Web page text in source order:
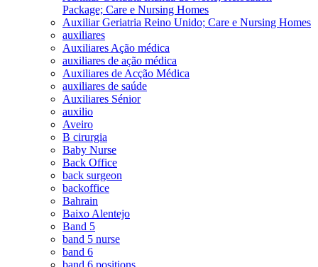
Package; Care e Nursing Homes
Auxiliar Geriatria Reino Unido; Care e Nursing Homes
auxiliares
Auxiliares Ação médica
auxiliares de ação médica
Auxiliares de Acção Médica
auxiliares de saúde
Auxiliares Sénior
auxilio
Aveiro
B cirurgia
Baby Nurse
Back Office
back surgeon
backoffice
Bahrain
Baixo Alentejo
Band 5
band 5 nurse
band 6
band 6 positions